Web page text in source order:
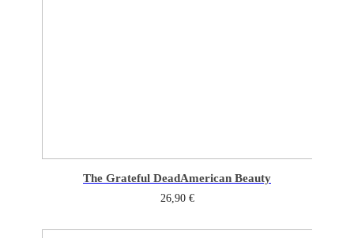
The Grateful DeadAmerican Beauty
26,90 €